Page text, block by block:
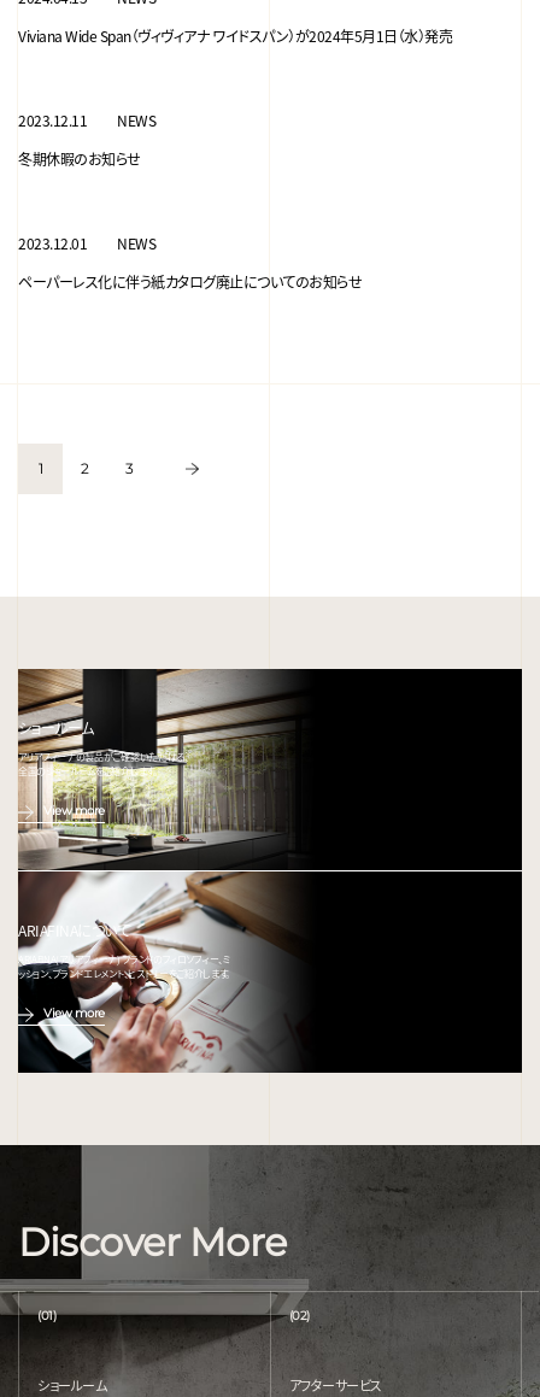
Viviana Wide Span（ヴィヴィアナ ワイドスパン）が2024年5月1日（水）発売
2023.12.11
NEWS
冬期休暇のお知らせ
2023.12.01
NEWS
ペーパーレス化に伴う紙カタログ廃止についてのお知らせ
1 2 3
ショールーム
アリアフィーナの製品がご確認いただける、
全国のショールームをご紹介します。
View more
ARIAFINAについて
ARIAFINA(アリアフィーナ) ブランドのフィロソフィー、ミ
ッション、ブランドエレメント、ヒストリーをご紹介します。
View more
Discover More
(01)
ショールーム
(02)
アフターサービス